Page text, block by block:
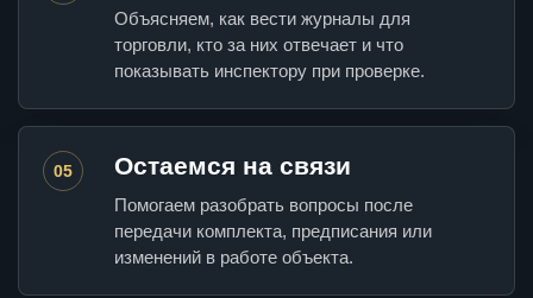
Объясняем, как вести журналы для
торговли, кто за них отвечает и что
показывать инспектору при проверке.
05 Остаемся на связи
Помогаем разобрать вопросы после
передачи комплекта, предписания или
изменений в работе объекта.